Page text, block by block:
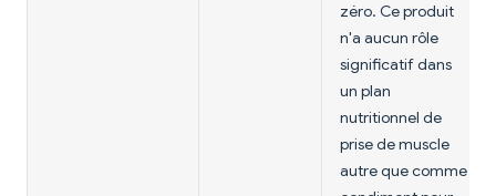
zéro. Ce produit
n'a aucun rôle
significatif dans
un plan
nutritionnel de
prise de muscle
autre que comme